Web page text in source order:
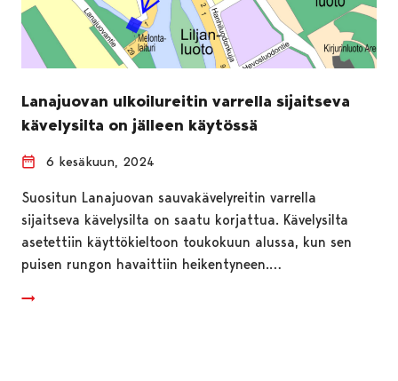
Lanajuovan ulkoilureitin varrella sijaitseva
kävelysilta on jälleen käytössä
6 kesäkuun, 2024
Suositun Lanajuovan sauvakävelyreitin varrella
sijaitseva kävelysilta on saatu korjattua. Kävelysilta
asetettiin käyttökieltoon toukokuun alussa, kun sen
puisen rungon havaittiin heikentyneen.…